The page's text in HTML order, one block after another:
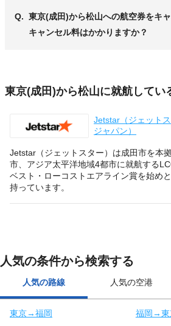
Q. 東京(成田)から松山への航空券をキャ
キャンセル料はかかりますか？
東京(成田)から松山に就航してい
Jetstar（ジェットス
ジャパン）
Jetstar（ジェットスター）は成田市を本
市、アジア太平洋地域4都市に就航する
ベスト・ローコストエアライン賞を始め
持っています。
人気の条件から検索する
人気の路線 人気の空港
東京→福岡 福岡→東